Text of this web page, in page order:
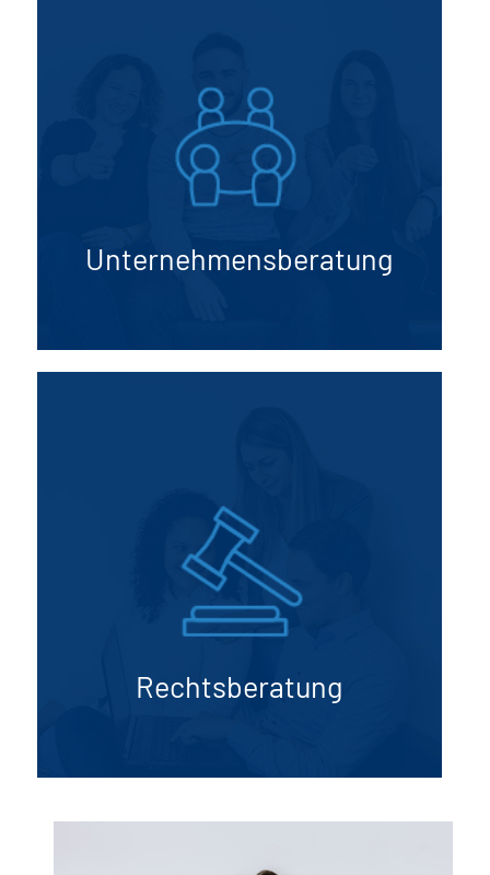
Rechtsberatung
Wir vertreten Ihre Interessen, bieten
rechtliche Beratung und Unterstützung in
Prozessen und sichern Ihre Rechte und
Unternehmens­­­­­­beratung
Geschäfts­entwicklung voranzutreiben. Von
der Geschäftsplanung über die Prozess­
optimierung bis hin zur strategischen
Planung sind wir Ihr Partner für
nachhaltigen Erfolg.